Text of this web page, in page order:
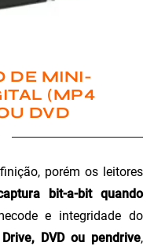
DE MINI-
(MP4
DVD
porém os leitores
bit-a-bit quando
e integridade do
DVD ou pendrive,